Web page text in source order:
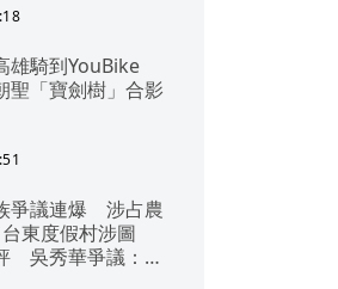
雄騎到YouBike
「寶劍樹」合影
爭議連爆 涉占農
東度假村涉圖
吳秀華爭議：概